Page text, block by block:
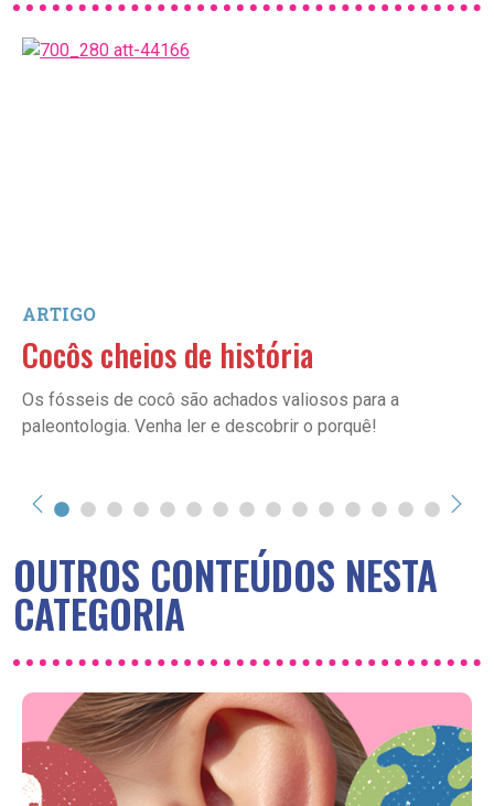
ARTIGO
Cocôs cheios de história
Os fósseis de cocô são achados valiosos para a
paleontologia. Venha ler e descobrir o porquê!
OUTROS CONTEÚDOS NESTA
CATEGORIA